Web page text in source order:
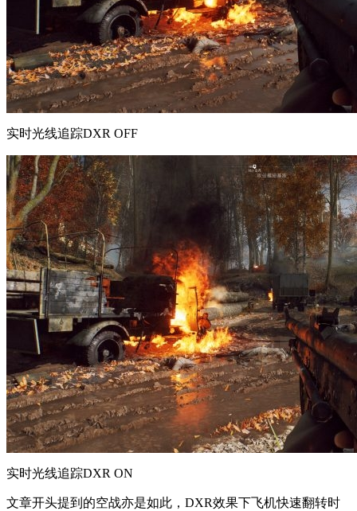
实时光线追踪DXR OFF
实时光线追踪DXR ON
文章开头提到的空战亦是如此，DXR效果下飞机快速翻转时